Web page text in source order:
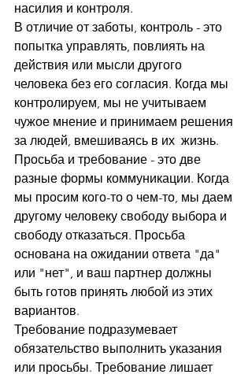
насилия и контроля.
В отличие от заботы, контроль - это
попытка управлять, повлиять на
действия или мысли другого
человека без его согласия. Когда мы
контролируем, мы не учитываем
чужое мнение и принимаем решения
за людей, вмешиваясь в их  жизнь.
Просьба и требование - это две
разные формы коммуникации. Когда
мы просим кого-то о чем-то, мы даем
другому человеку свободу выбора и
свободу отказаться. Просьба
основана на ожидании ответа "да"
или "нет", и ваш партнер должны
быть готов принять любой из этих
вариантов.
Требование подразумевает
обязательство выполнить указания
или просьбы. Требование лишает